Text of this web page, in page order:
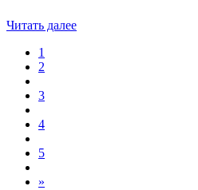
Читать далее
1
2
3
4
5
»